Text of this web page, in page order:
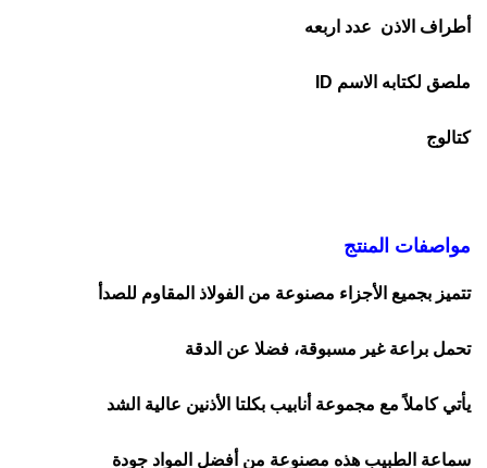
أطراف الاذن عدد اربعه
ملصق لكتابه الاسم ID
كتالوج
مواصفات المنتج
تتميز بجميع الأجزاء مصنوعة من الفولاذ المقاوم للصدأ
تحمل براعة غير مسبوقة، فضلا عن الدقة
يأتي كاملاً مع مجموعة أنابيب بكلتا الأذنين عالية الشد
سماعة الطبيب هذه مصنوعة من أفضل المواد جودة